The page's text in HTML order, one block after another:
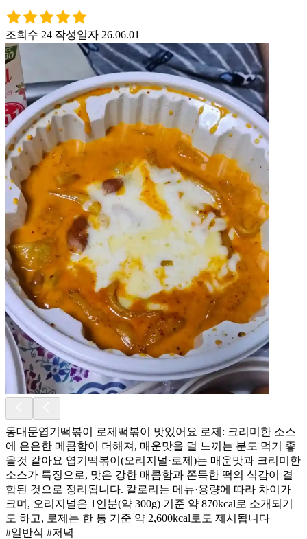
조회수 24 작성일자 26.06.01
동대문엽기떡볶이 로제떡볶이 맛있어요 로제: 크리미한 소스
에 은은한 메콤함이 더해져, 매운맛을 덜 느끼는 분도 먹기 좋
을것 같아요 엽기떡볶이(오리지널·로제)는 매운맛과 크리미한
소스가 특징으로, 맛은 강한 매콤함과 쫀득한 떡의 식감이 결
합된 것으로 정리됩니다. 칼로리는 메뉴·용량에 따라 차이가
크며, 오리지널은 1인분(약 300g) 기준 약 870kcal로 소개되기
도 하고, 로제는 한 통 기준 약 2,600kcal로도 제시됩니다
#일반식 #저녁